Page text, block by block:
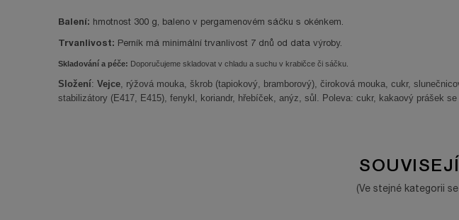
Balení: hmotnost 300 g, baleno v pergamenovém sáčku s okénkem.
Trvanlivost: Perník má minimální trvanlivost 7 dnů od data výroby.
Skladování a péče: Doporučujeme skladovat v chladu a suchu v krabičce či sáčku.
Složení: Vejce , rýžová mouka, škrob (tapiokový, bramborový), čiroková mouka, cukr,
stabilizátory (E417, E415), fenykl, koriandr, hřebíček, anýz, sůl. Poleva: cukr, kakaový prášek
(Ve stejné kategorii